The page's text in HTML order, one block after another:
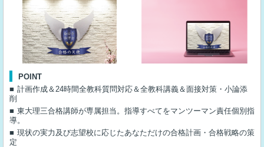
POINT
計画作成＆24時間全教科質問対応＆全教科講義＆面接対策・小論添
削
東大理三合格講師が専属担当。指導すべてをマンツーマン責任個別指
導。
現状の実力及び志望校に応じたあなただけの合格計画・合格戦略の策
定